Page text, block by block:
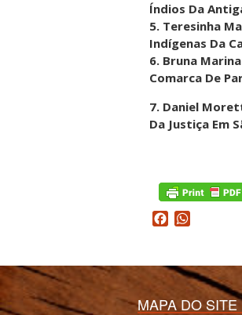
Índios Da
5. Teresinha
Indígenas Da
6. Bruna
Comarca De
7. Daniel
Da Justiça Em
Facebook
MAPA DO SITE